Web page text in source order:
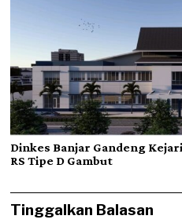
Dinkes Banjar Gandeng
RS Tipe D Gambut
Tinggalkan Balasan